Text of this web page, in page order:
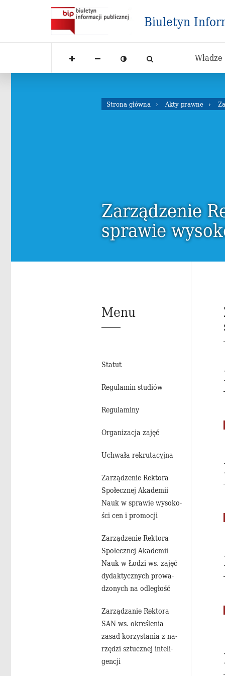
Biuletyn
Władze
Strona główna Akty prawne
Zarządzenie
sprawie
Menu
Sta­tut
Re­gu­la­min stu­diów
Re­gu­la­mi­ny
Or­ga­ni­za­cja zajęć
Uchwa­ła re­kru­ta­cyj­na
Za­rzą­dze­nie Rek­to­ra
Spo­łecz­nej Aka­de­mii
Nauk w spra­wie wy­so­ko­
ści cen i pro­mo­cji
Za­rzą­dze­nie Rek­to­ra
Spo­łecz­nej Aka­de­mii
Nauk w Łodzi ws. zajęć
dy­dak­tycz­nych pro­wa­
dzo­nych na od­le­głość
Za­rzą­dza­nie Rek­to­ra
SAN ws. okre­śle­nia
zasad ko­rzy­sta­nia z na­
rzę­dzi sztucz­nej in­te­li­
gen­cji